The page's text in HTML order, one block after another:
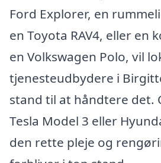
Ford Explorer, en
en Toyota RAV4, eller en
en Volkswagen Polo, vil
tjenesteudbydere i
stand til at håndtere det.
Tesla Model 3 eller
den rette pleje og